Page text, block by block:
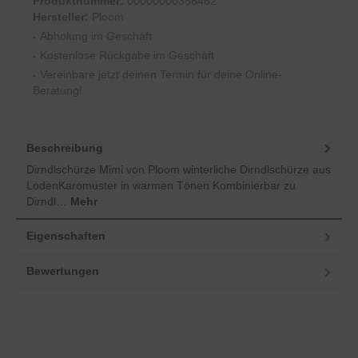
Hersteller: Ploom
- Abholung im Geschäft
- Kostenlose Rückgabe im Geschäft
- Vereinbare jetzt deinen Termin für deine Online-
Beratung!
Beschreibung
Dirndlschürze Mimi von Ploom winterliche Dirndlschürze aus
LodenKaromuster in warmen Tönen Kombinierbar zu
Dirndl… Mehr
Eigenschaften
Bewertungen